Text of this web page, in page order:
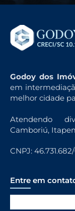
Godoy dos
em
melhor cidade
Atendendo
Camboriú,
CNPJ:
Entre em